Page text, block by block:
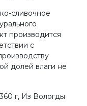
сливочное
производится
с
долей влаги не